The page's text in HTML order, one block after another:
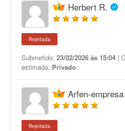
Herbert R.
Rejeitada
Submetido: 23/02/2026 às 15:04 |
estimada: Privado
Arfen-empresa
Rejeitada